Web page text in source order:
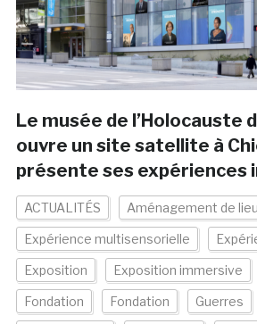
Le musée de l’Holocauste
ouvre un site satellite à
présente ses expériences
ACTUALITÉS Aménagement de lieu
Expérience multisensorielle
Exposition Exposition immersive
Fondation Fondation Guerres